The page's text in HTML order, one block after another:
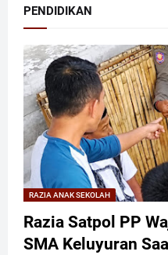
PENDIDIKAN
RAZIA ANAK SEKOLAH
Razia Satpol PP
SMA Keluyuran